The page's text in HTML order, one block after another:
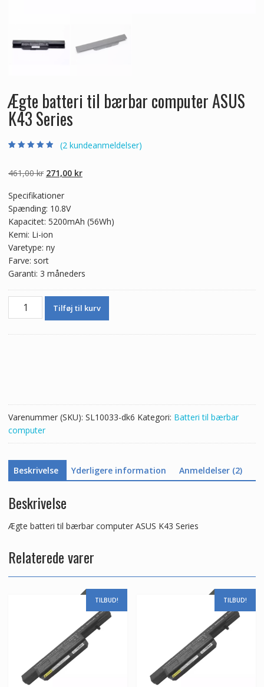
Ægte batteri til bærbar computer ASUS
K43 Series
baseret på
kundebedømme
(2 kundeanmeldelser)
461,00kr Den
pris
var:
461,00 kr.
271,00 krDen
271,00 kr.
Specifikationer
Spænding: 10.8V
Kapacitet: 5200mAh (56Wh)
Kemi: Li-ion
Varetype: ny
Farve: sort
Garanti: 3 måneders
Ægte
antal
Tilføj til kurv
Varenummer (SKU): SL10033-dk6 Kategori: Batteri til bærbar
computer
Beskrivelse Yderligere information Anmeldelser (2)
Beskrivelse
Ægte batteri til bærbar computer ASUS K43 Series
Relaterede varer
TILBUD! TILBUD!